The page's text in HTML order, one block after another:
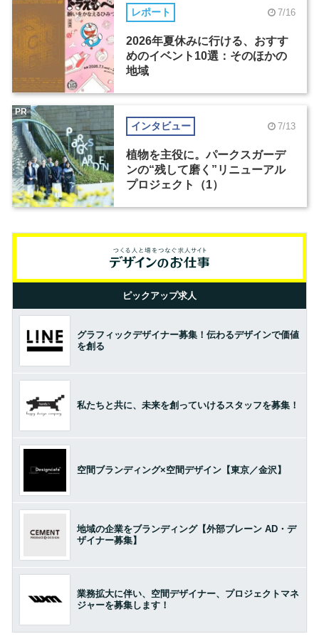
レポート 7/16
2026年夏休みに行ける、おすす
めのイベント10選：そのほかの
地域
インタビュー 7/13
植物を主役に。パークスガーデ
ンの“残して磨く”リニューアル
プロジェクト（1）
PR
ピックアップ求人
グラフィックデザイナー募集！伝わるデザインで価値
を創る
私たちと共に、未来を創っていけるスタッフを募集！
空間ブランディング×空間デザイン【東京／金沢】
地域の企業をブランディング【外部ブレーン AD・デ
ザイナー募集】
業務拡大に伴い、空間デザイナー、プロジェクトマネ
ジャーを募集します！